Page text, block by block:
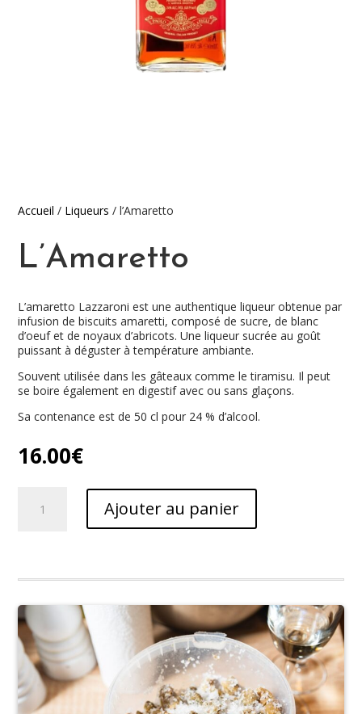
Accueil / Liqueurs / l’Amaretto
L’Amaretto
L’amaretto Lazzaroni est une authentique liqueur obtenue par
infusion de biscuits amaretti, composé de sucre, de blanc
d’oeuf et de noyaux d’abricots. Une liqueur sucrée au goût
puissant à déguster à température ambiante.
Souvent utilisée dans les gâteaux comme le tiramisu. Il peut
se boire également en digestif avec ou sans glaçons.
Sa contenance est de 50 cl pour 24 % d’alcool.
16.00€
Ajouter au panier